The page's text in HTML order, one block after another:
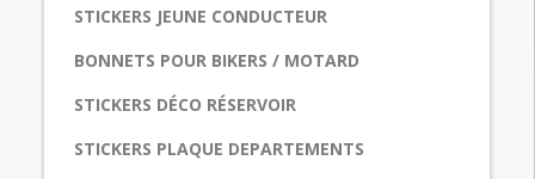
STICKERS JEUNE CONDUCTEUR
BONNETS POUR BIKERS / MOTARD
STICKERS DÉCO RÉSERVOIR
STICKERS PLAQUE DEPARTEMENTS